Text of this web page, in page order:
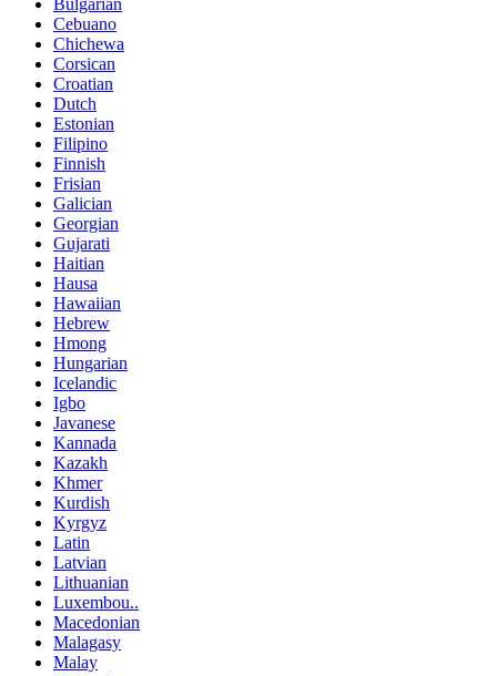
Cebuano
Chichewa
Corsican
Croatian
Dutch
Estonian
Filipino
Finnish
Frisian
Galician
Georgian
Gujarati
Haitian
Hausa
Hawaiian
Hebrew
Hmong
Hungarian
Icelandic
Igbo
Javanese
Kannada
Kazakh
Khmer
Kurdish
Kyrgyz
Latin
Latvian
Lithuanian
Luxembou..
Macedonian
Malagasy
Malay